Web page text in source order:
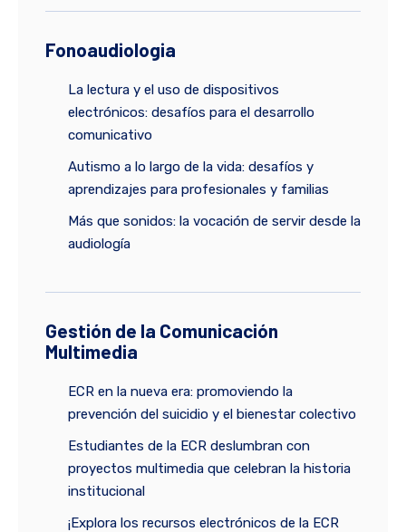
Fonoaudiologia
La lectura y el uso de dispositivos
electrónicos: desafíos para el desarrollo
comunicativo
Autismo a lo largo de la vida: desafíos y
aprendizajes para profesionales y familias
Más que sonidos: la vocación de servir desde la
audiología
Gestión de la Comunicación
Multimedia
ECR en la nueva era: promoviendo la
prevención del suicidio y el bienestar colectivo
Estudiantes de la ECR deslumbran con
proyectos multimedia que celebran la historia
institucional
¡Explora los recursos electrónicos de la ECR